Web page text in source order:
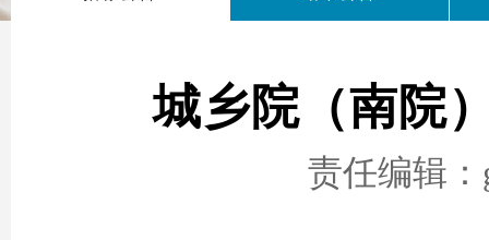
城乡院（南院
责任编辑